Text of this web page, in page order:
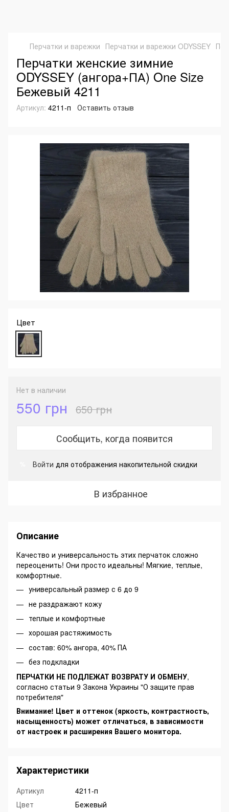
Перчатки и варежки Перчатки и варежки ODYSSEY
Перчатки женские зимние
ODYSSEY (ангора+ПА) One Size
Бежевый 4211
Артикул: 4211-п Оставить отзыв
Цвет
Нет в наличии
550 грн 650 грн
Сообщить, когда появится
Войти для отображения накопительной скидки
В избранное
Описание
Качество и универсальность этих перчаток сложно
переоценить! Они просто идеальны! Мягкие, теплые,
комфортные.
универсальный размер с 6 до 9
не раздражают кожу
теплые и комфортные
хорошая растяжимость
состав: 60% ангора, 40% ПА
без подкладки
ПЕРЧАТКИ НЕ ПОДЛЕЖАТ ВОЗВРАТУ И ОБМЕНУ,
согласно статьи 9 Закона Украины "О защите прав
потребителя"
Внимание! Цвет и оттенок (яркость, контрастность,
насыщенность) может отличаться, в зависимости
от настроек и расширения Вашего монитора.
Характеристики
Артикул
4211-п
Цвет
Бежевый